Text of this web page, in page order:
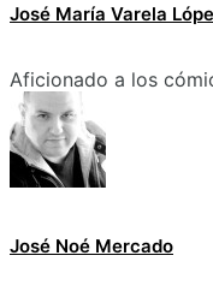
José María Varela
Aficionado a los
José Noé Mercado